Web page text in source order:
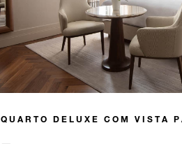
QUARTO DELUXE COM VISTA